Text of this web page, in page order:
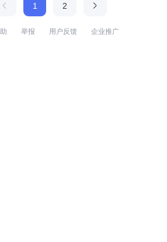
1 2
举报 用户反馈 企业推广